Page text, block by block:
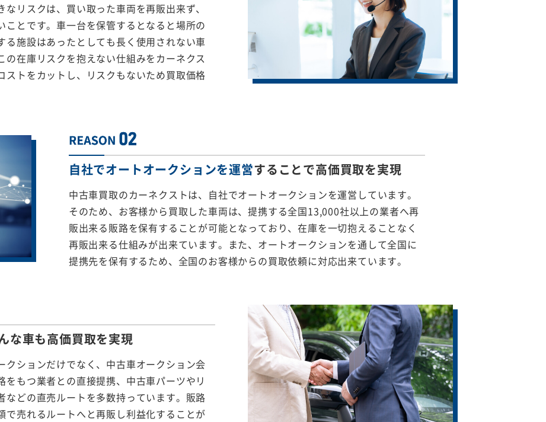
リスクは、買い取った車両を再販出来ず、
とです。車一台を保管するとなると場所の
施設はあったとしても長く使用されない車
の在庫リスクを抱えない仕組みをカーネクス
ストをカットし、リスクもないため買取価格
自社でオートオークションを運営することで高価買取を実現
中古車買取のカーネクストは、自社でオートオークションを運営しています。
そのため、お客様から買取した車両は、提携する全国13,000社以上の業者へ再
販出来る販路を保有することが可能となっており、在庫を一切抱えることなく
再販出来る仕組みが出来ています。また、オートオークションを通して全国に
提携先を保有するため、全国のお客様からの買取依頼に対応出来ています。
な車も高価買取を実現
クションだけでなく、中古車オークション会
もつ業者との直接提携、中古車パーツやリ
などの直売ルートを多数持っています。販路
で売れるルートへと再販し利益化することが